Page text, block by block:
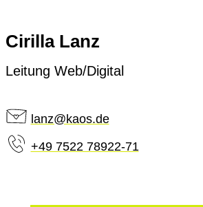
Cirilla Lanz
Leitung Web/Digital
lanz@kaos.de
+49 7522 78922-71